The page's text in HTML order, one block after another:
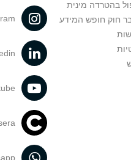
בהטרדה מינית
חוק חופש המידע